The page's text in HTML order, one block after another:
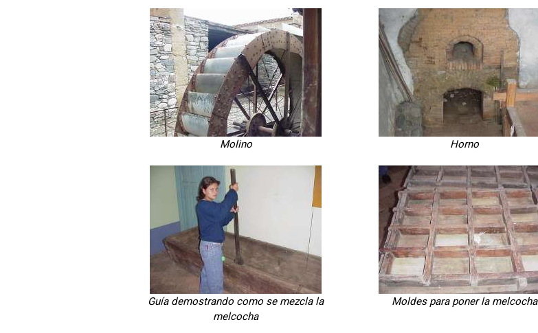
Molino Horno
Guía demostrando como se mezcla la
melcocha
Moldes para poner la melcocha